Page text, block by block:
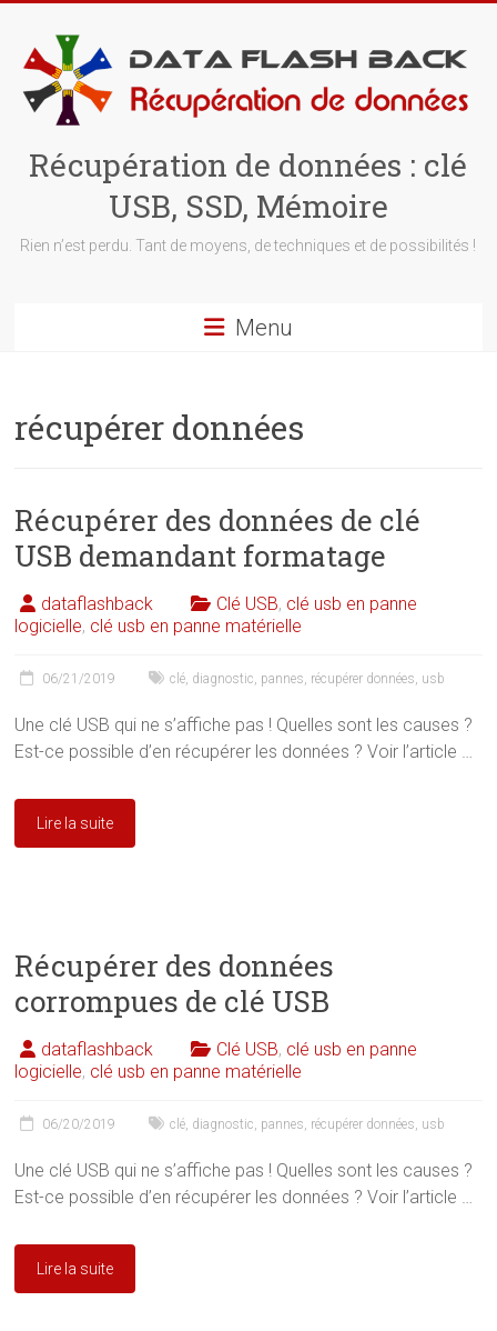
content
Récupération de données : clé
USB, SSD, Mémoire
Rien n’est perdu. Tant de moyens, de techniques et de possibilités !
Menu
récupérer données
Récupérer des données de clé
USB demandant formatage
dataflashback Clé USB, clé usb en panne
logicielle, clé usb en panne matérielle
06/21/2019 clé, diagnostic, pannes, récupérer données, usb
Une clé USB qui ne s’affiche pas ! Quelles sont les causes ?
Est-ce possible d’en récupérer les données ? Voir l’article …
Lire la suite
Récupérer des données
corrompues de clé USB
dataflashback Clé USB, clé usb en panne
logicielle, clé usb en panne matérielle
06/20/2019 clé, diagnostic, pannes, récupérer données, usb
Une clé USB qui ne s’affiche pas ! Quelles sont les causes ?
Est-ce possible d’en récupérer les données ? Voir l’article …
Lire la suite